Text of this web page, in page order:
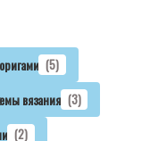
оригами (5)
вязания (3)
(2)